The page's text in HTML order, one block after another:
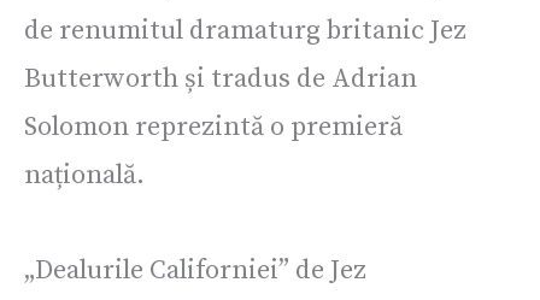
de renumitul dramaturg britanic Jez
Butterworth și tradus de Adrian
Solomon reprezintă o premieră
națională.
„Dealurile Californiei” de Jez